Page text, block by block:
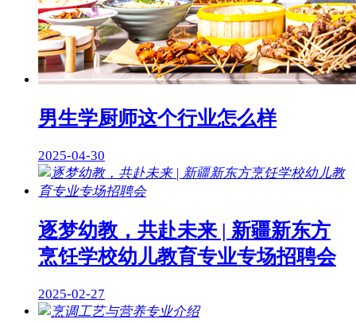
男生学厨师这个行业怎么样
2025-04-30
逐梦幼教，共赴未来 | 新疆新东方
烹饪学校幼儿教育专业专场招聘会
2025-02-27